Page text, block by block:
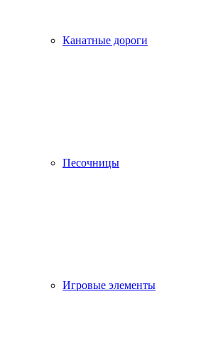
Канатные дороги
Песочницы
Игровые элементы